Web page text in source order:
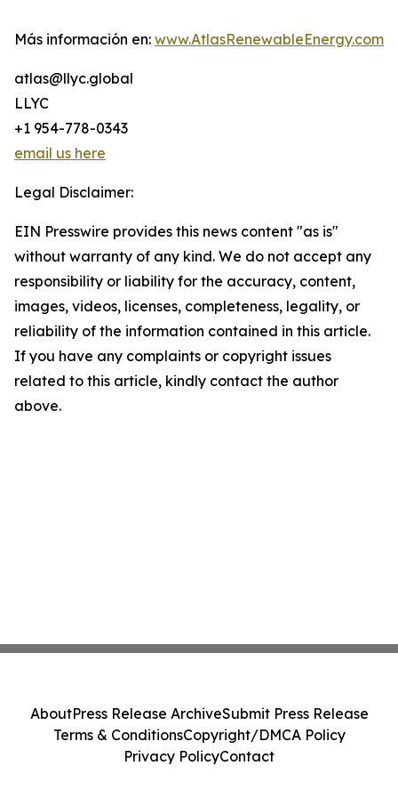
Más información en: www.AtlasRenewableEnergy.com
atlas@llyc.global
LLYC
+1 954-778-0343
email us here
Legal Disclaimer:
EIN Presswire provides this news content "as is"
without warranty of any kind. We do not accept any
responsibility or liability for the accuracy, content,
images, videos, licenses, completeness, legality, or
reliability of the information contained in this article.
If you have any complaints or copyright issues
related to this article, kindly contact the author
above.
AboutPress Release ArchiveSubmit Press Release
Terms & ConditionsCopyright/DMCA Policy
Privacy PolicyContact